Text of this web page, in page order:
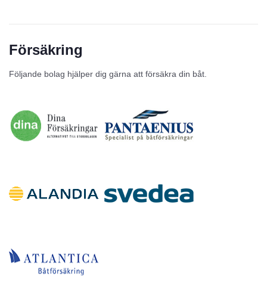
Försäkring
Följande bolag hjälper dig gärna att försäkra din båt.